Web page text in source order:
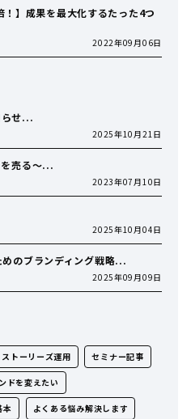
！】成果を最大化するたった4つ
2022年09月06日
らせ...
2025年10月21日
売る〜...
2023年07月10日
2025年10月04日
めのブランディング戦略...
2025年09月09日
ストーリーズ運用 セミナー記事
ドを変えたい
本 よくある悩み解決します